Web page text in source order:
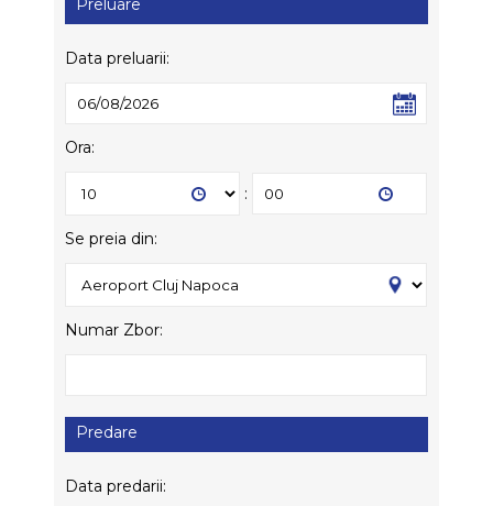
Data preluarii:
Ora:
:
Se preia din:
Numar Zbor:
Predare
Data predarii: